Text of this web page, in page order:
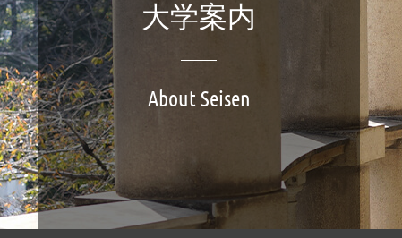
大学案内
入試情報
学部・大学院
学生生活
Campus Life
進路・就職
Career
国際交流・留学
International Exchange
図書館
大学案内
About Seisen